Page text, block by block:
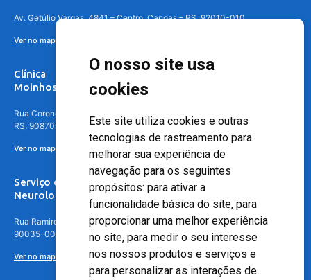
O nosso site usa
cookies
Este site utiliza cookies e outras
tecnologias de rastreamento para
melhorar sua experiência de
navegação para os seguintes
propósitos: para ativar a
funcionalidade básica do site, para
proporcionar uma melhor experiência
no site, para medir o seu interesse
nos nossos produtos e serviços e
para personalizar as interações de
Av. Getúlio Vargas, 4841 – Centro, Canoas – RS, 92010-010
Ver no mapa
Clínica
Moinhos de Vento - Teresópolis
Rua Coronel Aparício Borges, 250 - 3º andar - Teresópolis, Porto Alegre -
RS, 90870-016
Ver no mapa
Serviço de
Neurologia
Rua Ramiro Barcelos, 630 – 5º andar – Floresta, Porto Alegre – RS,
90035-001
Ver no mapa